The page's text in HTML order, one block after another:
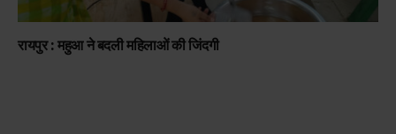
रायपुर : महुआ ने बदली महिलाओं की जिंदगी